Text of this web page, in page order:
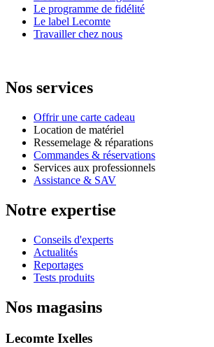
Le programme de fidélité
Le label Lecomte
Travailler chez nous
Nos services
Offrir une carte cadeau
Location de matériel
Ressemelage & réparations
Commandes & réservations
Services aux professionnels
Assistance & SAV
Notre expertise
Conseils d'experts
Actualités
Reportages
Tests produits
Nos magasins
Lecomte Ixelles